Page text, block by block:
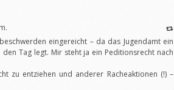
eingereicht – da das Jugendamt ein
Tag legt. Mir steht ja ein Peditionsrecht nach
zu entziehen und anderer Racheaktionen (!) –